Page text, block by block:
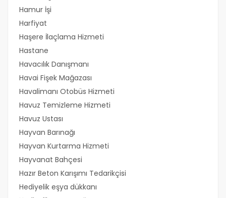
Hamur İşi
Harfiyat
Haşere İlaçlama Hizmeti
Hastane
Havacılık Danışmanı
Havai Fişek Mağazası
Havalimanı Otobüs Hizmeti
Havuz Temizleme Hizmeti
Havuz Ustası
Hayvan Barınağı
Hayvan Kurtarma Hizmeti
Hayvanat Bahçesi
Hazır Beton Karışımı Tedarikçisi
Hediyelik eşya dükkanı